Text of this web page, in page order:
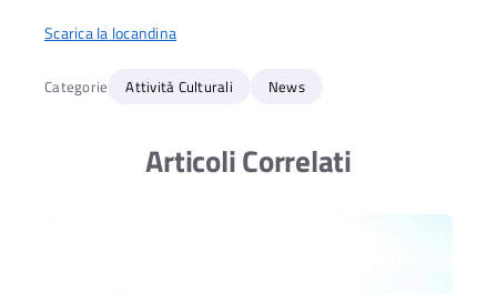
Scarica la locandina
Categorie Attività Culturali News
Articoli Correlati